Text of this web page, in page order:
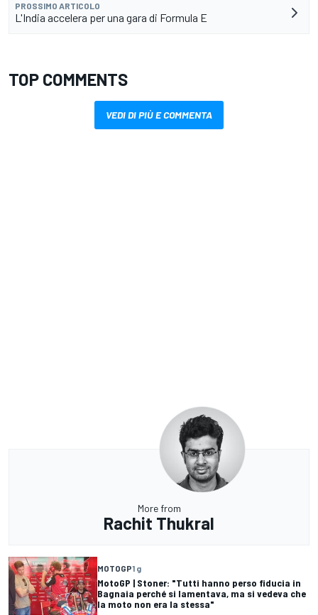
PROSSIMO ARTICOLO
L'India accelera per una gara di Formula E
TOP COMMENTS
VEDI DI PIÙ E COMMENTA
More from
Rachit Thukral
MOTOGP1 g
MotoGP | Stoner: "Tutti hanno perso fiducia in
Bagnaia perché si lamentava, ma si vedeva che
la moto non era la stessa"